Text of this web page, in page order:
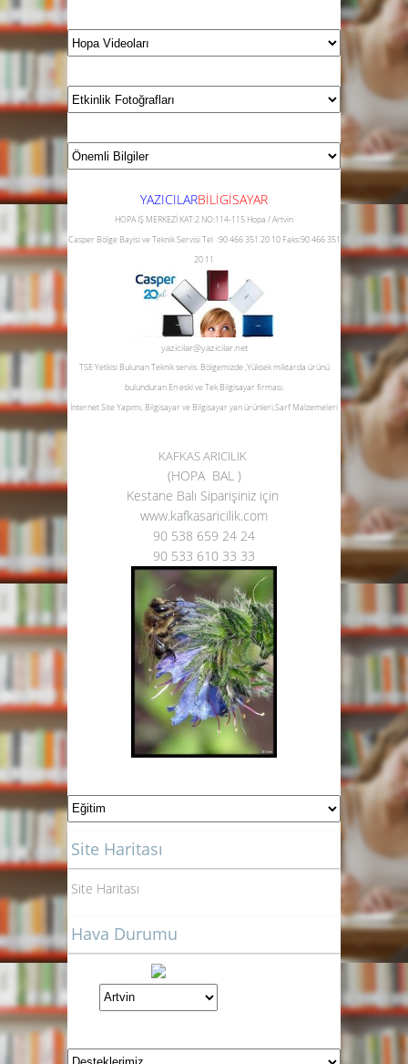
YAZICILARBİLİGİSAYAR
HOPA İŞ MERKEZİ KAT:2 NO:114-115 Hopa / Artvin
Casper Bölge Bayisi ve Teknik ServisiTel :90 466 351 20 10 Faks:90 466 351
20 11
yazicilar@yazicilar.net
TSE Yetkisi Bulunan Teknik servis. Bölgemizde ,Yüksek miktarda ürünü
bulunduran En eski ve Tek Bilgisayar firması.
İnternet Site Yapımı, Bilgisayar ve Bilgisayar yan ürünleri,Sarf Malzemeleri
KAFKAS ARICILIK
(HOPA BAL )
Kestane Balı Siparişiniz için
www.kafkasaricilik.com
90 538 659 24 24
90 533 610 33 33
Site Haritası
Site Haritası
Hava Durumu